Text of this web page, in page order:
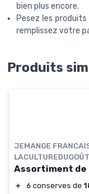
bien plus encore.
Pesez les produits
remplissez votre
Produits
JEMANGE
LACULTUREDUGOÛT
Assortiment de
＋ 6 conserves de